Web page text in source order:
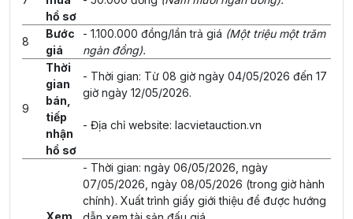
hồ sơ
8
Bước
giá
- 1.100.000 đồng/lần trả giá (Một triệu một trăm
ngàn đồng).
9
Thời
gian
bán,
tiếp
nhận
hồ sơ
- Thời gian: Từ 08 giờ ngày 04/05/2026 đến 17
giờ ngày 12/05/2026.
- Địa chỉ website: lacvietauction.vn
Xem
- Thời gian: ngày 06/05/2026, ngày
07/05/2026, ngày 08/05/2026 (trong giờ hành
chính). Xuất trình giấy giới thiệu để được hướng